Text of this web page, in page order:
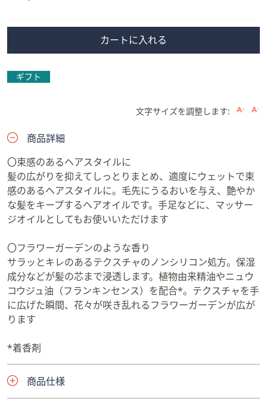
カートに入れる
ギフト
文字サイズを調整します:
商品詳細
〇束感のあるヘアスタイルに
髪の広がりを抑えてしっとりまとめ、適度にウェットで束
感のあるヘアスタイルに。毛先にうるおいを与え、艶やか
な髪をキープするヘアオイルです。手足などに、マッサー
ジオイルとしてもお使いいただけます
〇フラワーガーデンのような香り
サラッとキレのあるテクスチャのノンシリコン処方。保湿
成分などが髪の芯まで浸透します。植物由来精油やニュウ
コウジュ油（フランキンセンス）を配合*。テクスチャを手
に広げた瞬間、花々が咲き乱れるフラワーガーデンが広が
ります
*着香剤
商品仕様